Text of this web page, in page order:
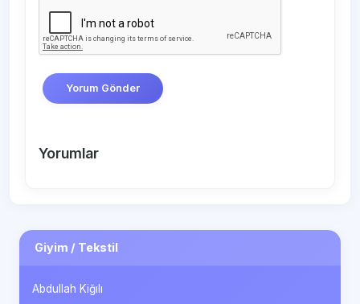
Yorum Gönder
Yorumlar
Giyim / Tekstil
Abdullah Kiğılı